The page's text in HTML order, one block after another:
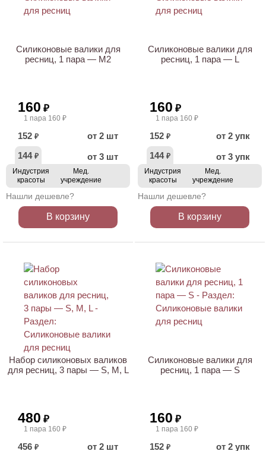
Силиконовые валики для
ресниц, 1 пара — M2
160 ₽
1 пара 160 ₽
152 ₽
от 2 шт
144 ₽ от 3 шт
Индустрия
красоты
Мед.
учреждение
Нашли дешевле?
В корзину
Силиконовые валики для
ресниц, 1 пара — L
160 ₽
1 пара 160 ₽
152 ₽
от 2 упк
144 ₽ от 3 упк
Индустрия
красоты
Мед.
учреждение
Нашли дешевле?
В корзину
Набор силиконовых валиков
для ресниц, 3 пары — S, M, L
480 ₽
1 пара 160 ₽
456 ₽ от 2 шт
Силиконовые валики для
ресниц, 1 пара — S
160 ₽
1 пара 160 ₽
152 ₽ от 2 упк